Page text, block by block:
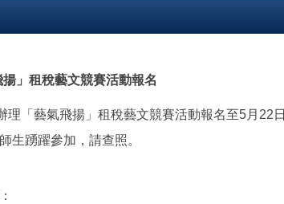
」租稅藝文競賽活動報名
理「藝氣飛揚」租稅藝文競賽活動報名至5月22日
生踴躍參加，請查照。